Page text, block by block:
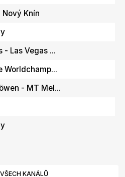
Knín
- Las Vegas ...
Worldchamp...
- MT Mel...
KANÁLŮ